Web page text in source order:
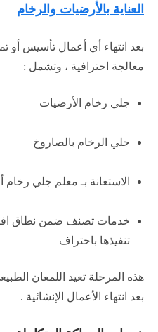
العناية بالأرضيات والرخام
بعد انتهاء أي أعمال تأسيس أو
معالجة احترافية ، وتشمل :
جلي رخام الأرضيات
جلي الرخام بالصاروخ
الاستعانة بـ معلم جلي
خدمات تصنف ضمن نطاق
تنفيذها باحتراف
هذه المرحلة تعيد اللمعان
بعد انتهاء الأعمال الإنشائية .